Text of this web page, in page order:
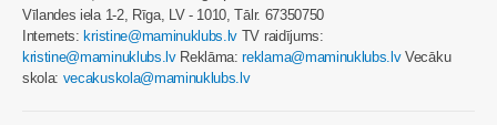
Vīlandes iela 1-2, Rīga, LV - 1010, Tālr. 67350750
Internets: kristine@maminuklubs.lv TV raidījums:
kristine@maminuklubs.lvReklāma:reklama@maminuklubs.lvVecāku
skola: vecakuskola@maminuklubs.lv